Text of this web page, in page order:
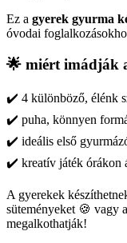
Ez a gyerek gyurma
óvodai
🌟 miért imádják
✔️ 4 különböző, élénk
✔️ puha, könnyen
✔️ ideális első
✔️ kreatív játék órákon
A gyerekek
süteményeket 🍪 vagy
megalkothatják!